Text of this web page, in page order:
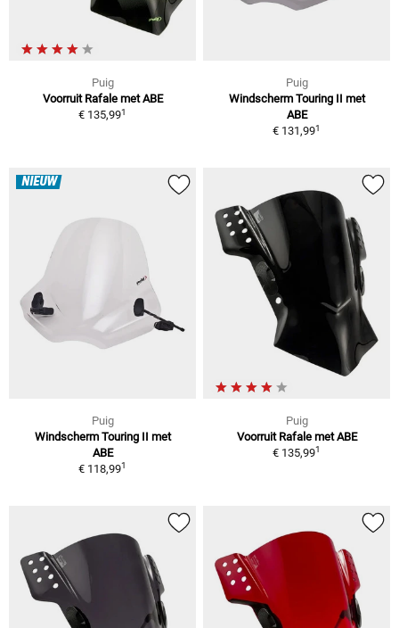
Puig
Voorruit Rafale met ABE
€ 135,991
Puig
Windscherm Touring II met
ABE
€ 131,991
NIEUW
Puig
Windscherm Touring II met
ABE
€ 118,991
Puig
Voorruit Rafale met ABE
€ 135,991